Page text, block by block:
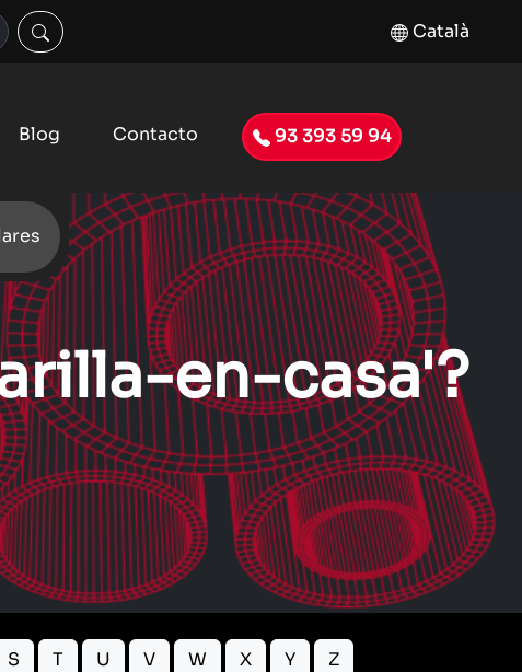
Català
Blog Contacto 93 393 59 94
en-casa'?
S T U V W X Y Z